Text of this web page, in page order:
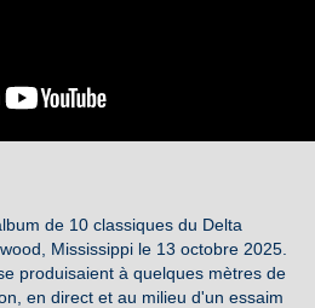
de 10 classiques du Delta
Mississippi le 13 octobre 2025.
produisaient à quelques mètres de
en direct et au milieu d'un essaim